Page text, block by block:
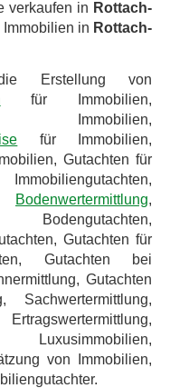
verkaufen in Rottach-
in Rottach-
Erstellung von
für Immobilien,
Immobilien,
für Immobilien,
Gutachten für
Bodenwertermittlung,
Gutachten für
Gutachten bei
Gutachten
Sachwertermittlung,
von Immobilien,